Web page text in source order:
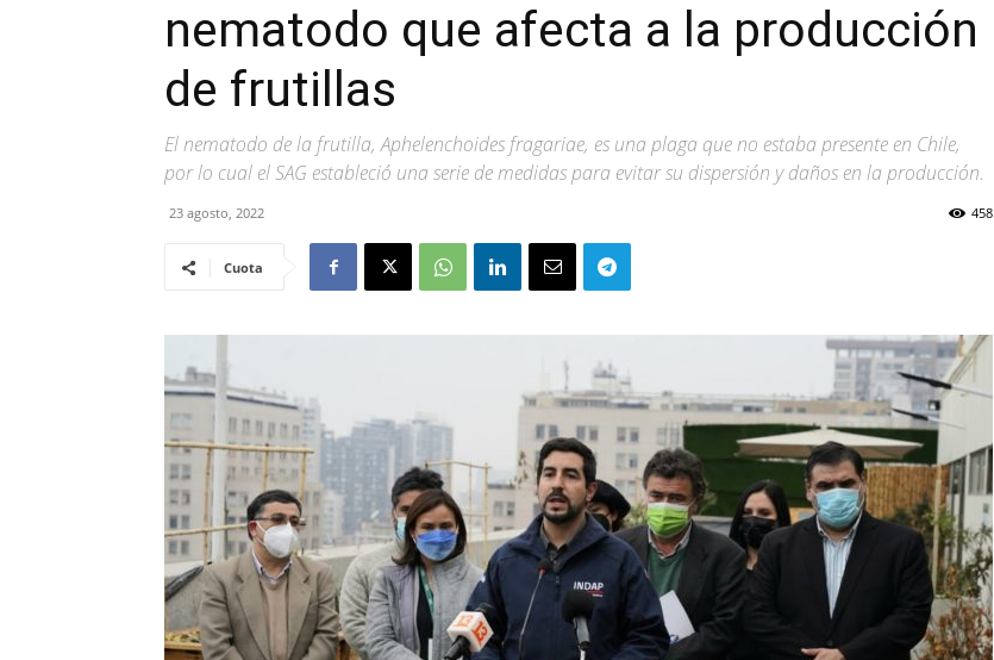
nematodo que afecta a la producción
de frutillas
El nematodo de la frutilla, Aphelenchoides fragariae, es una plaga que no estaba presente en Chile,
por lo cual el SAG estableció una serie de medidas para evitar su dispersión y daños en la producción.
23 agosto, 2022 458
Cuota